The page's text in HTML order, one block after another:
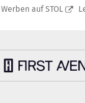
Werben auf STOL